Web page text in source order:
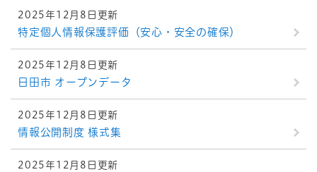
2025年12月8日更新
特定個人情報保護評価（安心・安全の確保）
2025年12月8日更新
日田市 オープンデータ
2025年12月8日更新
情報公開制度 様式集
2025年12月8日更新